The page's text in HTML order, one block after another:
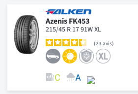
Azenis FK453
215/45 R 17 91W XL
23 avis